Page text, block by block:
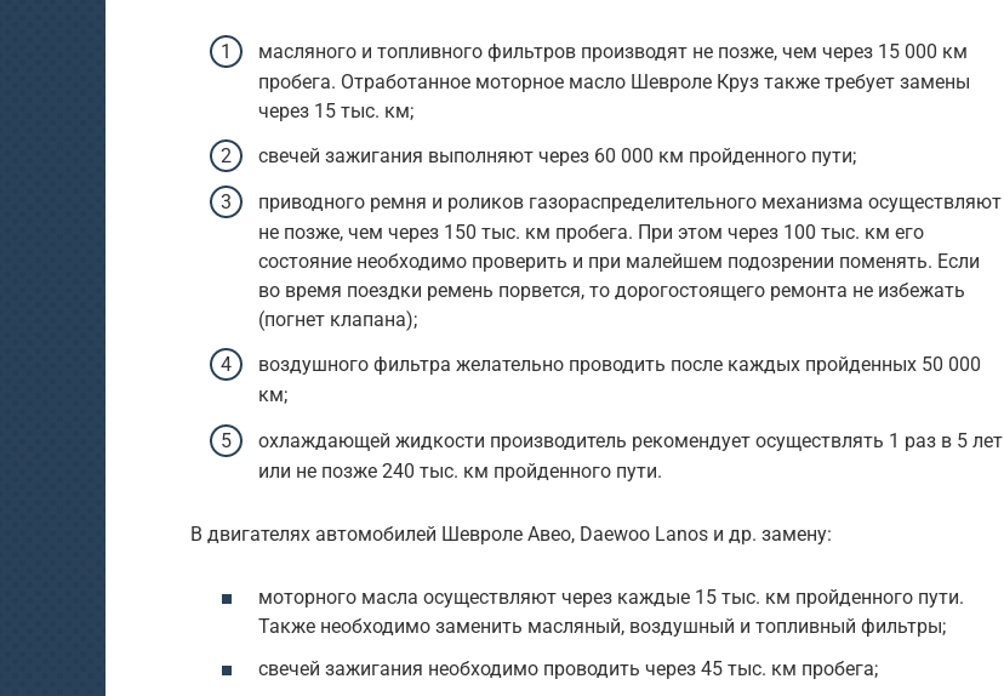
масляного и топливного фильтров производят не позже, чем через 15 000 км
пробега. Отработанное моторное масло Шевроле Круз также требует замены
через 15 тыс. км;
свечей зажигания выполняют через 60 000 км пройденного пути;
приводного ремня и роликов газораспределительного механизма осуществляют
не позже, чем через 150 тыс. км пробега. При этом через 100 тыс. км его
состояние необходимо проверить и при малейшем подозрении поменять. Если
во время поездки ремень порвется, то дорогостоящего ремонта не избежать
(погнет клапана);
воздушного фильтра желательно проводить после каждых пройденных 50 000
км;
охлаждающей жидкости производитель рекомендует осуществлять 1 раз в 5 лет
или не позже 240 тыс. км пройденного пути.
В двигателях автомобилей Шевроле Авео, Daewoo Lanos и др. замену:
моторного масла осуществляют через каждые 15 тыс. км пройденного пути.
Также необходимо заменить масляный, воздушный и топливный фильтры;
свечей зажигания необходимо проводить через 45 тыс. км пробега;